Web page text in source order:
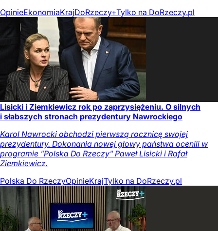
OpinieEkonomiaKrajDoRzeczy+Tylko na DoRzeczy.pl
Lisicki i Ziemkiewicz rok po zaprzysiężeniu. O silnych
i słabszych stronach prezydentury Nawrockiego
Karol Nawrocki obchodzi pierwszą rocznicę swojej
prezydentury. Dokonania nowej głowy państwa ocenili w
programie "Polska Do Rzeczy" Paweł Lisicki i Rafał
Ziemkiewicz.
Polska Do RzeczyOpinieKrajTylko na DoRzeczy.pl